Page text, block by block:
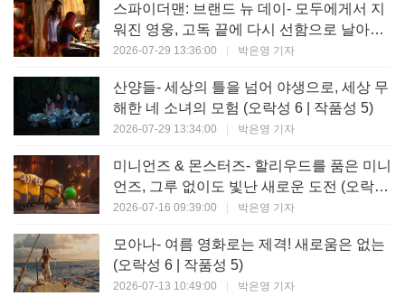
스파이더맨: 브랜드 뉴 데이- 모두에게서 지
워진 영웅, 고독 끝에 다시 선함으로 날아오
르다 (오락성 8 | 작품성 8)
2026-07-29 13:36:00 박은영 기자
산양들- 세상의 틀을 넘어 야생으로, 세상 무
해한 네 소녀의 모험 (오락성 6 | 작품성 5)
2026-07-29 13:34:00 박은영 기자
미니언즈 & 몬스터즈- 할리우드를 품은 미니
언즈, 그루 없이도 빛난 새로운 도전 (오락성
7 | 작품성 6)
2026-07-16 09:39:00 박은영 기자
모아나- 여름 영화로는 제격! 새로움은 없는
(오락성 6 | 작품성 5)
2026-07-13 10:49:00 박은영 기자